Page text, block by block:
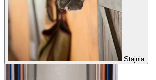
Stajnia